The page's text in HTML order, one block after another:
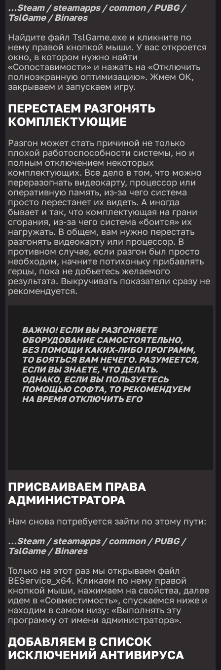
…Steam / steamapps / common / PUBG /
TslGame / Binares
Найдите файл TslGame.exe и кликните по
нему правой кнопкой мыши. У вас откроется
окно, в котором нужно найти
«Сопоставимости» и нажать на «Отключить
полноэкранную оптимизацию». Жмем ОК,
закрываем и запускаем игру.
ПЕРЕСТАЕМ РАЗГОНЯТЬ
КОМПЛЕКТУЮЩИЕ
Разгон может стать причиной не только
плохой работоспособности системы, но и
полным отключением некоторых
комплектующих. Все дело в том, что можно
переразогнать видеокарту, процессор или
оперативную память, из-за чего система
просто перестанет их видеть. А иногда
бывает и так, что комплектующая на грани
сгорания, из-за чего система «боится» их
нагружать. В общем, вам нужно перестать
разгонять видеокарту или процессор. В
противном случае, если разгон был просто
необходим, начните потихоньку прибавлять
герцы, пока не добьетесь желаемого
результата. Выкручивать показатели сразу не
рекомендуется.
ВАЖНО! ЕСЛИ ВЫ РАЗГОНЯЕТЕ
ОБОРУДОВАНИЕ САМОСТОЯТЕЛЬНО,
БЕЗ ПОМОЩИ КАКИХ-ЛИБО ПРОГРАММ,
ТО БОЯТЬСЯ ВАМ НЕЧЕГО. РАЗУМЕЕТСЯ,
ЕСЛИ ВЫ ЗНАЕТЕ, ЧТО ДЕЛАТЬ.
ОДНАКО, ЕСЛИ ВЫ ПОЛЬЗУЕТЕСЬ
ПОМОЩЬЮ СОФТА, ТО РЕКОМЕНДУЕМ
НА ВРЕМЯ ОТКЛЮЧИТЬ ЕГО
ПРИСВАИВАЕМ ПРАВА
АДМИНИСТРАТОРА
Нам снова потребуется зайти по этому пути:
…Steam / steamapps / common / PUBG /
TslGame / Binares
Только на этот раз мы открываем файл
BEService_x64. Кликаем по нему правой
кнопкой мыши, нажимаем на свойства, далее
идем в «Совместимость», спускаемся ниже и
находим в самом низу: «Выполнять эту
программу от имени администратора».
ДОБАВЛЯЕМ В СПИСОК
ИСКЛЮЧЕНИЙ АНТИВИРУСА